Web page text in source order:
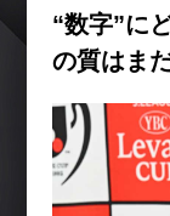
“数字”に
の質はま